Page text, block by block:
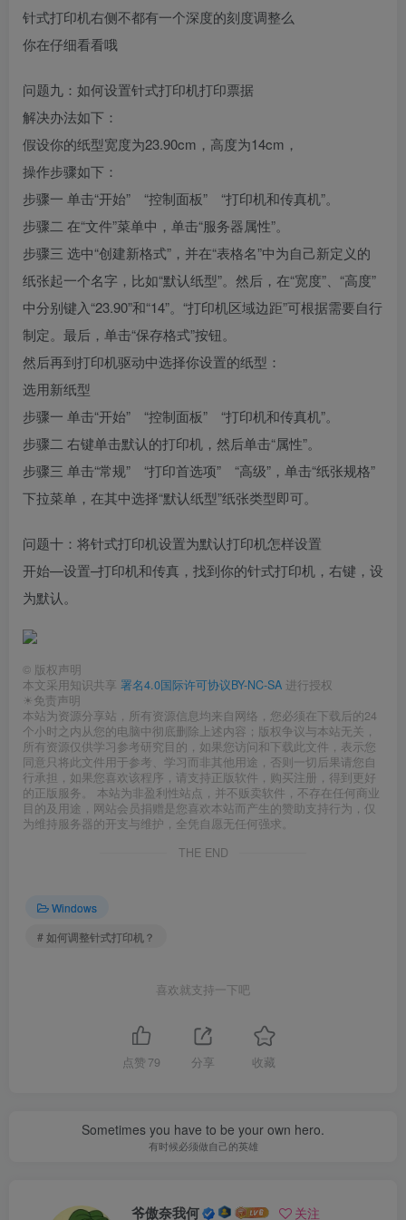
针式打印机右侧不都有一个深度的刻度调整么
你在仔细看看哦
问题九：如何设置针式打印机打印票据
解决办法如下：
假设你的纸型宽度为23.90cm，高度为14cm，
操作步骤如下：
步骤一 单击“开始” “控制面板” “打印机和传真机”。
步骤二 在“文件”菜单中，单击“服务器属性”。
步骤三 选中“创建新格式”，并在“表格名”中为自己新定义的
纸张起一个名字，比如“默认纸型”。然后，在“宽度”、“高度”
中分别键入“23.90”和“14”。“打印机区域边距”可根据需要自行
制定。最后，单击“保存格式”按钮。
然后再到打印机驱动中选择你设置的纸型：
选用新纸型
步骤一 单击“开始” “控制面板” “打印机和传真机”。
步骤二 右键单击默认的打印机，然后单击“属性”。
步骤三 单击“常规” “打印首选项” “高级”，单击“纸张规格”
下拉菜单，在其中选择“默认纸型”纸张类型即可。
问题十：将针式打印机设置为默认打印机怎样设置
开始—设置–打印机和传真，找到你的针式打印机，右键，设
为默认。
© 版权声明
本文采用知识共享 署名4.0国际许可协议BY-NC-SA 进行授权
☀免责声明
本站为资源分享站，所有资源信息均来自网络，您必须在下载后的24
个小时之内从您的电脑中彻底删除上述内容；版权争议与本站无关，
所有资源仅供学习参考研究目的，如果您访问和下载此文件，表示您
同意只将此文件用于参考、学习而非其他用途，否则一切后果请您自
行承担，如果您喜欢该程序，请支持正版软件，购买注册，得到更好
的正版服务。 本站为非盈利性站点，并不贩卖软件，不存在任何商业
目的及用途，网站会员捐赠是您喜欢本站而产生的赞助支持行为，仅
为维持服务器的开支与维护，全凭自愿无任何强求。
THE END
Windows
# 如何调整针式打印机？
喜欢就支持一下吧
点赞 79 分享 收藏
Sometimes you have to be your own hero.
有时候必须做自己的英雄
爷傲奈我何 关注